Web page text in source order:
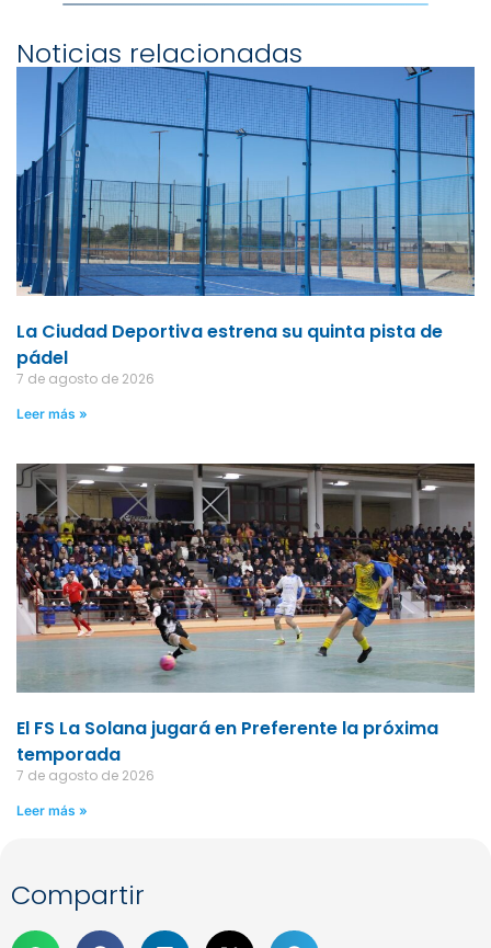
Noticias relacionadas
La Ciudad Deportiva estrena su quinta pista de
pádel
7 de agosto de 2026
Leer más »
El FS La Solana jugará en Preferente la próxima
temporada
7 de agosto de 2026
Leer más »
Compartir